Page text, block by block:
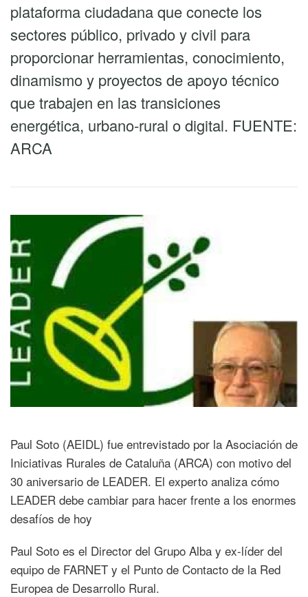
plataforma ciudadana que conecte los
sectores público, privado y civil para
proporcionar herramientas, conocimiento,
dinamismo y proyectos de apoyo técnico
que trabajen en las transiciones
energética, urbano-rural o digital. FUENTE:
ARCA
Paul Soto (AEIDL) fue entrevistado por la Asociación de
Iniciativas Rurales de Cataluña (ARCA) con motivo del
30 aniversario de LEADER. El experto analiza cómo
LEADER debe cambiar para hacer frente a los enormes
desafíos de hoy
Paul Soto es el Director del Grupo Alba y ex-líder del
equipo de FARNET y el Punto de Contacto de la Red
Europea de Desarrollo Rural.